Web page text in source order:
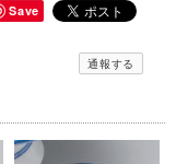
Save
通報する